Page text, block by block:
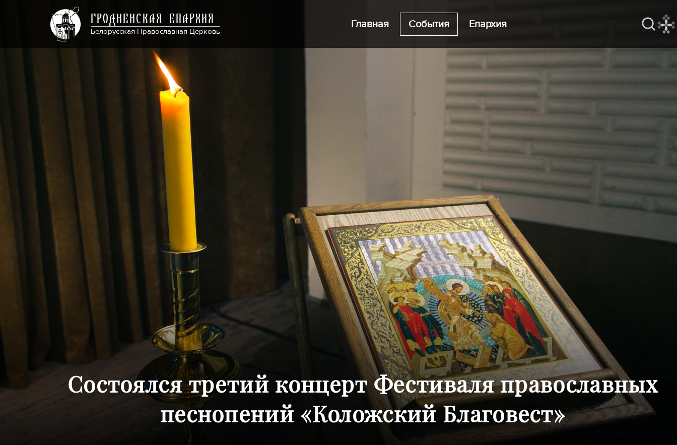
ГРОДНЕНСКАЯ ЕПАРХИЯ
Белорусская Православная Церковь
Главная События Епархия
Состоялся третий концерт Фестиваля православных
песнопений «Коложский Благовест»